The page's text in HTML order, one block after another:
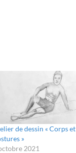
de dessin « Corps et
»
2021